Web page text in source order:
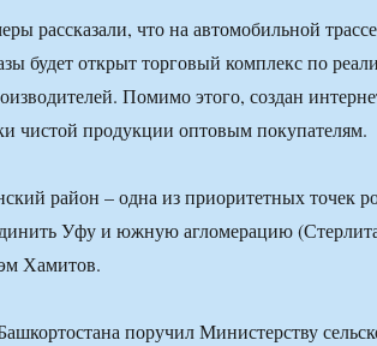
рассказали, что на автомобильной
будет открыт торговый комплекс по
Помимо этого, создан
чистой продукции оптовым покупателям.
район – одна из приоритетных точек
Уфу и южную агломерацию
Хамитов.
поручил Министерству